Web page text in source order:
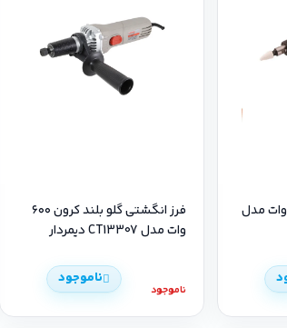
فرز انگشتی اکتیو 400 وات مدل
فرز انگشتی گلو بلند کرون ۶۰۰
وات مدل CT13307 دیمردار
ناموجود
ناموجود